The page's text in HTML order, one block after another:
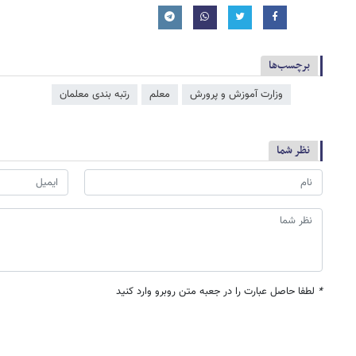
برچسب‌ها
وزارت آموزش و پرورش معلم رتبه بندی معلمان
نظر شما
* لطفا حاصل عبارت را در جعبه متن روبرو وارد کنید